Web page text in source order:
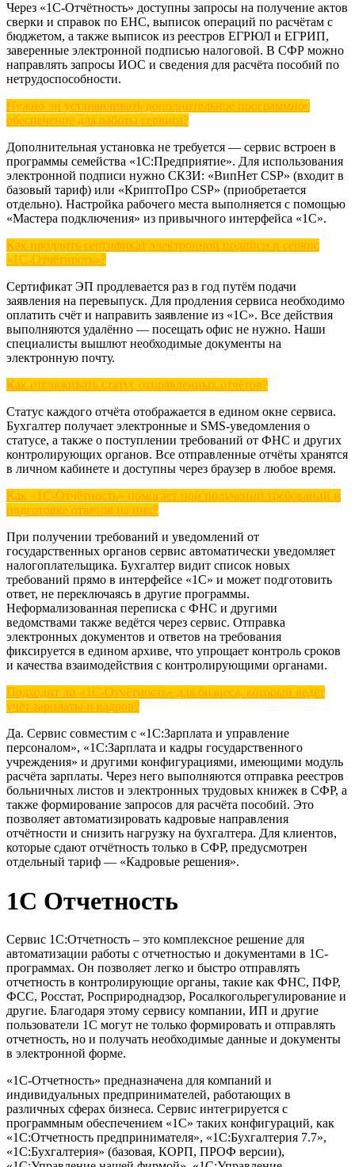
Через «1С-Отчётность» доступны запросы на получение актов
сверки и справок по ЕНС, выписок операций по расчётам с
бюджетом, а также выписок из реестров ЕГРЮЛ и ЕГРИП,
заверенные электронной подписью налоговой. В СФР можно
направлять запросы ИОС и сведения для расчёта пособий по
нетрудоспособности.
Нужно ли устанавливать дополнительное программное
обеспечение для работы сервиса?
Дополнительная установка не требуется — сервис встроен в
программы семейства «1С:Предприятие». Для использования
электронной подписи нужно СКЗИ: «ВипНет CSP» (входит в
базовый тариф) или «КриптоПро CSP» (приобретается
отдельно). Настройка рабочего места выполняется с помощью
«Мастера подключения» из привычного интерфейса «1С».
Как продлить сертификат электронной подписи и сервис
«1С‑Отчётность»?
Сертификат ЭП продлевается раз в год путём подачи
заявления на перевыпуск. Для продления сервиса необходимо
оплатить счёт и направить заявление из «1С». Все действия
выполняются удалённо — посещать офис не нужно. Наши
специалисты вышлют необходимые документы на
электронную почту.
Как отслеживать статус отправленных отчётов?
Статус каждого отчёта отображается в едином окне сервиса.
Бухгалтер получает электронные и SMS‑уведомления о
статусе, а также о поступлении требований от ФНС и других
контролирующих органов. Все отправленные отчёты хранятся
в личном кабинете и доступны через браузер в любое время.
Как «1С-Отчётность» помогает при получении требований и
подготовке ответов на них?
При получении требований и уведомлений от
государственных органов сервис автоматически уведомляет
налогоплательщика. Бухгалтер видит список новых
требований прямо в интерфейсе «1С» и может подготовить
ответ, не переключаясь в другие программы.
Неформализованная переписка с ФНС и другими
ведомствами также ведётся через сервис. Отправка
электронных документов и ответов на требования
фиксируется в едином архиве, что упрощает контроль сроков
и качества взаимодействия с контролирующими органами.
Подходит ли «1С-Отчётность» для бизнеса, который ведёт
учёт зарплаты и кадров?
Да. Сервис совместим с «1С:Зарплата и управление
персоналом», «1С:Зарплата и кадры государственного
учреждения» и другими конфигурациями, имеющими модуль
расчёта зарплаты. Через него выполняются отправка реестров
больничных листов и электронных трудовых книжек в СФР, а
также формирование запросов для расчёта пособий. Это
позволяет автоматизировать кадровые направления
отчётности и снизить нагрузку на бухгалтера. Для клиентов,
которые сдают отчётность только в СФР, предусмотрен
отдельный тариф — «Кадровые решения».
1С Отчетность
Сервис 1С:Отчетность – это комплексное решение для
автоматизации работы с отчетностью и документами в 1С-
программах. Он позволяет легко и быстро отправлять
отчетность в контролирующие органы, такие как ФНС, ПФР,
ФСС, Росстат, Росприроднадзор, Росалкогольрегулирование и
другие. Благодаря этому сервису компании, ИП и другие
пользователи 1С могут не только формировать и отправлять
отчетность, но и получать необходимые данные и документы
в электронной форме.
«1С-Отчетность» предназначена для компаний и
индивидуальных предпринимателей, работающих в
различных сферах бизнеса. Сервис интегрируется с
программным обеспечением «1С» таких конфигураций, как
«1С:Отчетность предпринимателя», «1С:Бухгалтерия 7.7»,
«1С:Бухгалтерия» (базовая, КОРП, ПРОФ версии),